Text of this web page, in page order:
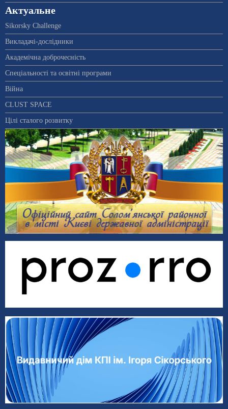
Актуальне
Sikorsky Challenge
Викладачі-дослідники
Академічна доброчесність
Спеціальності та освітні програми
Війна
CLUST SPACE
Цілі сталого розвитку